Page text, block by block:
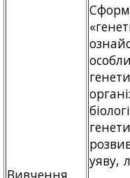
Вивчення
уяву,